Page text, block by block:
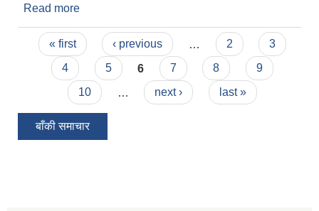
Read more
अावेदन दिने सम्बन्धी सूचना ।
Pages
« first ‹ previous 2
3
4
5 6 7 8
9
10
next › last »
बाँकी समाचार